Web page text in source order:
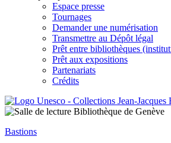
Espace presse
Tournages
Demander une numérisation
Transmettre au Dépôt légal
Prêt entre bibliothèques
Prêt aux expositions
Partenariats
Crédits
Bastions